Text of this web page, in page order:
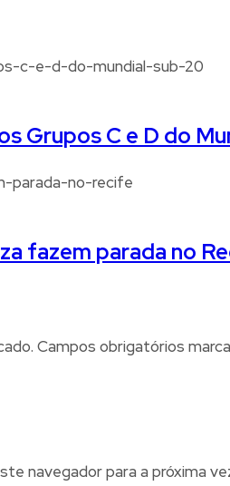
Grupos C e D do
fazem parada no
Campos obrigatórios
navegador para a próxima